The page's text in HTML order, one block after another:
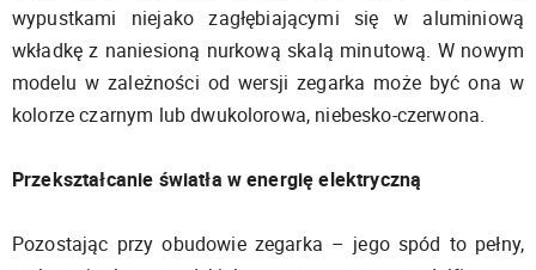
wypustkami niejako zagłębiającymi się w aluminiową
wkładkę z naniesioną nurkową skalą minutową. W nowym
modelu w zależności od wersji zegarka może być ona w
kolorze czarnym lub dwukolorowa, niebesko-czerwona.
Przekształcanie światła w energię elektryczną
Pozostając przy obudowie zegarka – jego spód to pełny,